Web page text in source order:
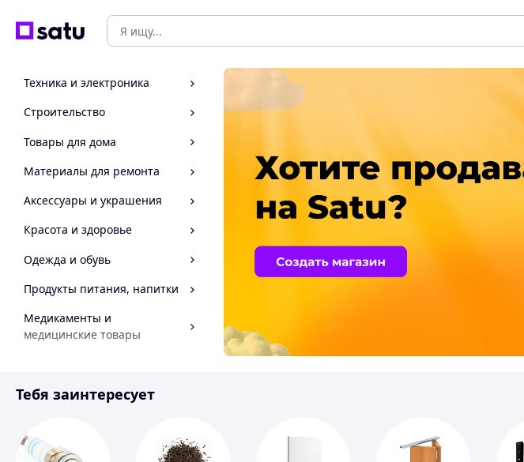
Техника и электроника
Строительство
Товары для дома
Материалы для ремонта
Аксессуары и украшения
Красота и здоровье
Одежда и обувь
Продукты питания, напитки
Медикаменты и
медицинские товары
Инструмент
Тебя заинтересует